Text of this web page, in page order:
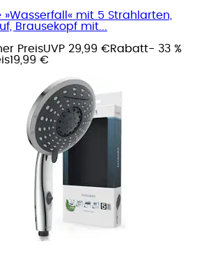
»Wasserfall« mit 5 Strahlarten,
Brausekopf mit...
PreisUVP 29,99 €Rabatt- 33 %
19,99 €